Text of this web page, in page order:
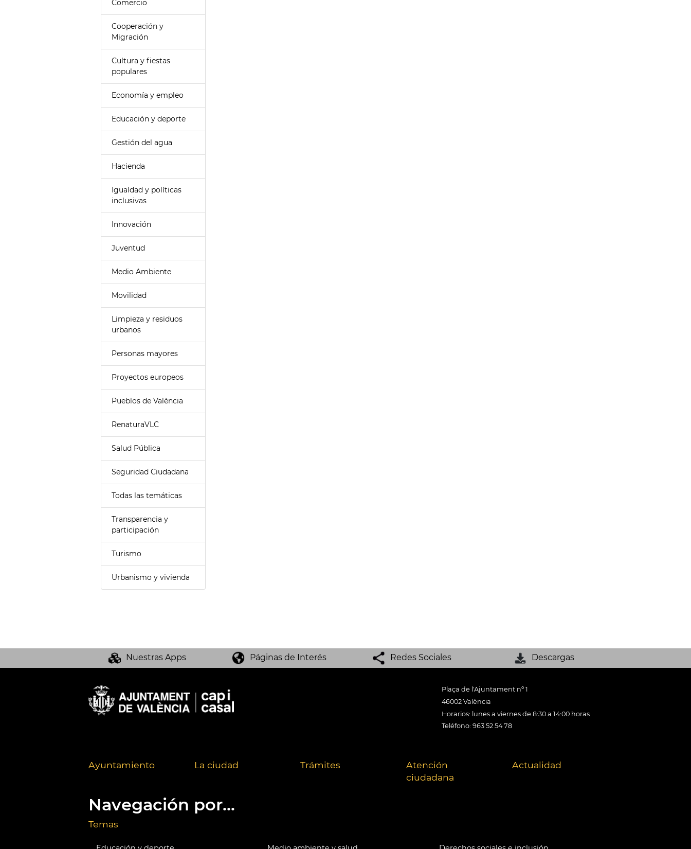
Comercio
Cooperación y
Migración
Cultura y fiestas
populares
Economía y empleo
Educación y deporte
Gestión del agua
Hacienda
Igualdad y políticas
inclusivas
Innovación
Juventud
Medio Ambiente
Movilidad
Limpieza y residuos
urbanos
Personas mayores
Proyectos europeos
Pueblos de València
RenaturaVLC
Salud Pública
Seguridad Ciudadana
Todas las temáticas
Transparencia y
participación
Turismo
Urbanismo y vivienda
Nuestras Apps Páginas de Interés Redes Sociales Descargas
Plaça de l'Ajuntament nº 1
46002 València
Horarios: lunes a viernes de 8:30 a 14:00 horas
Teléfono: 963 52 54 78
Ayuntamiento La ciudad Trámites
Atención
ciudadana
Actualidad
Navegación por...
Temas